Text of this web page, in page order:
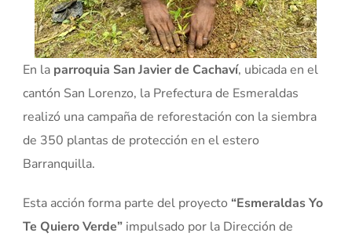
En la parroquia San Javier de Cachaví, ubicada en el
cantón San Lorenzo, la Prefectura de Esmeraldas
realizó una campaña de reforestación con la siembra
de 350 plantas de protección en el estero
Barranquilla.
Esta acción forma parte del proyecto “Esmeraldas Yo
Te Quiero Verde” impulsado por la Dirección de